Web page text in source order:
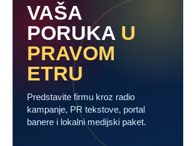
VAŠA
PORUKA U
PRAVOM
ETRU
Predstavite firmu kroz radio
kampanje, PR tekstove, portal
banere i lokalni medijski paket.